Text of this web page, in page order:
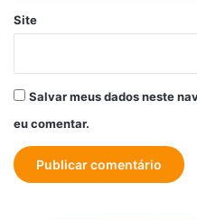
Site
Salvar meus dados neste
eu comentar.